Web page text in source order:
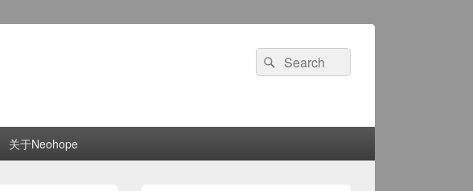
Search
for:
Search
关于Neohope